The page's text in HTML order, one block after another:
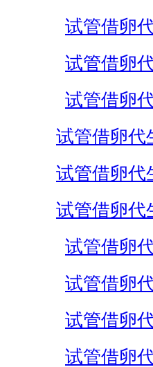
试管借卵
试管借卵
试管借卵
试管借卵代
试管借卵代
试管借卵代
试管借卵
试管借卵
试管借卵
试管借卵